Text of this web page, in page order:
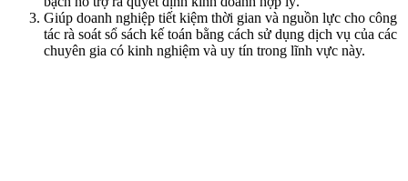
Giúp doanh nghiệp tiết kiệm thời gian và nguồn lực cho công
tác rà soát sổ sách kế toán bằng cách sử dụng dịch vụ của các
chuyên gia có kinh nghiệm và uy tín trong lĩnh vực này.